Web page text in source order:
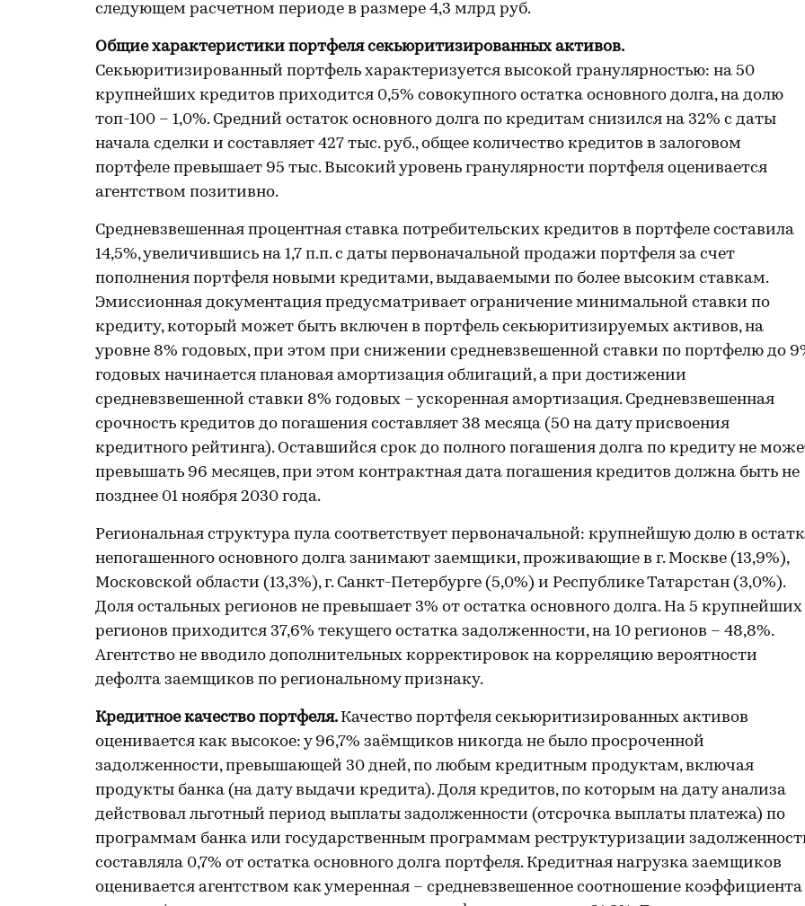
следующем расчетном периоде в размере 4,3 млрд руб.
Общие характеристики портфеля секьюритизированных активов.
Секьюритизированный портфель характеризуется высокой гранулярностью: на 50
крупнейших кредитов приходится 0,5% совокупного остатка основного долга, на долю
топ-100 – 1,0%. Средний остаток основного долга по кредитам снизился на 32% с даты
начала сделки и составляет 427 тыс. руб., общее количество кредитов в залоговом
портфеле превышает 95 тыс. Высокий уровень гранулярности портфеля оценивается
агентством позитивно.
Средневзвешенная процентная ставка потребительских кредитов в портфеле составила
14,5%, увеличившись на 1,7 п.п. с даты первоначальной продажи портфеля за счет
пополнения портфеля новыми кредитами, выдаваемыми по более высоким ставкам.
Эмиссионная документация предусматривает ограничение минимальной ставки по
кредиту, который может быть включен в портфель секьюритизируемых активов, на
уровне 8% годовых, при этом при снижении средневзвешенной ставки по портфелю до
годовых начинается плановая амортизация облигаций, а при достижении
средневзвешенной ставки 8% годовых – ускоренная амортизация. Средневзвешенная
срочность кредитов до погашения составляет 38 месяца (50 на дату присвоения
кредитного рейтинга). Оставшийся срок до полного погашения долга по кредиту не
превышать 96 месяцев, при этом контрактная дата погашения кредитов должна быть не
позднее 01 ноября 2030 года.
Региональная структура пула соответствует первоначальной: крупнейшую долю в
непогашенного основного долга занимают заемщики, проживающие в г. Москве (13,9%),
Московской области (13,3%), г. Санкт-Петербурге (5,0%) и Республике Татарстан (3,0%).
Доля остальных регионов не превышает 3% от остатка основного долга. На 5 крупнейших
регионов приходится 37,6% текущего остатка задолженности, на 10 регионов – 48,8%.
Агентство не вводило дополнительных корректировок на корреляцию вероятности
дефолта заемщиков по региональному признаку.
Кредитное качество портфеля. Качество портфеля секьюритизированных активов
оценивается как высокое: у 96,7% заёмщиков никогда не было просроченной
задолженности, превышающей 30 дней, по любым кредитным продуктам, включая
продукты банка (на дату выдачи кредита). Доля кредитов, по которым на дату анализа
действовал льготный период выплаты задолженности (отсрочка выплаты платежа) по
программам банка или государственным программам реструктуризации
составляла 0,7% от остатка основного долга портфеля. Кредитная нагрузка заемщиков
оценивается агентством как умеренная – средневзвешенное соотношение коэффициента